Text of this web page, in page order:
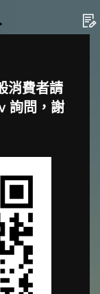
消費者請
詢問，謝